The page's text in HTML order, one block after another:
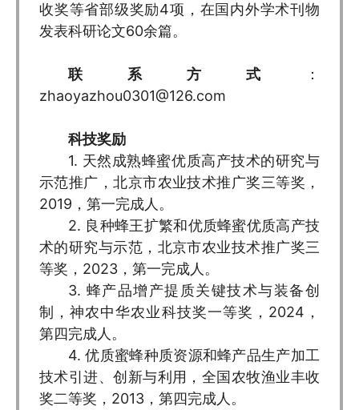
收奖等省部级奖励4项，在国内外学术刊物
发表科研论文60余篇。
联系方式
：
zhaoyazhou0301@126.com
科技奖励
1. 天然成熟蜂蜜优质高产技术的研究与
示范推广，北京市农业技术推广奖三等奖，
2019，第一完成人。
2. 良种蜂王扩繁和优质蜂蜜优质高产技
术的研究与示范，北京市农业技术推广奖三
等奖，2023，第一完成人。
3. 蜂产品增产提质关键技术与装备创
制，神农中华农业科技奖一等奖，2024，
第四完成人。
4. 优质蜜蜂种质资源和蜂产品生产加工
技术引进、创新与利用，全国农牧渔业丰收
奖二等奖，2013，第四完成人。